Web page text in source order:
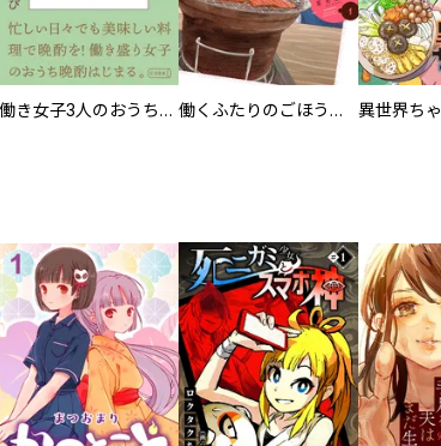
働き女子3人のおうち晩酌 働くふたりのごほうび飯